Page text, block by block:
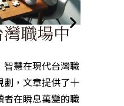
職場中
智慧在現代台灣職
劃，文章提供了十
者在瞬息萬變的職